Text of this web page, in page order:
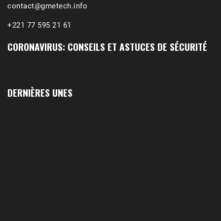
contact@gmetech.info
+221 77 595 21 61
CORONAVIRUS: CONSEILS ET ASTUCES DE SÉCURITÉ
DERNIÈRES UNES